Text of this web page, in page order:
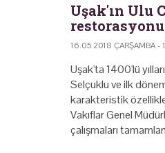
Uşak'ın Ulu
16.05.2018 ÇARŞAMBA -
Uşak'ta 1400'lü
Selçuklu ve ilk
karakteristik
Vakıflar Genel
çalışmaları